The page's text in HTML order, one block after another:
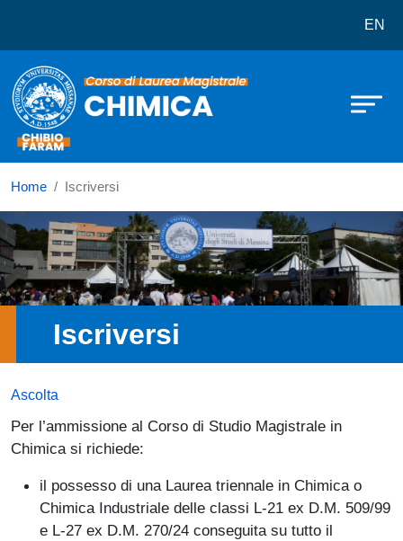
EN
Home Iscriversi
Immagine
Iscriversi
Ascolta
Per l’ammissione al Corso di Studio Magistrale in
Chimica si richiede:
il possesso di una Laurea triennale in Chimica o
Chimica Industriale delle classi L-21 ex D.M. 509/99
e L-27 ex D.M. 270/24 conseguita su tutto il